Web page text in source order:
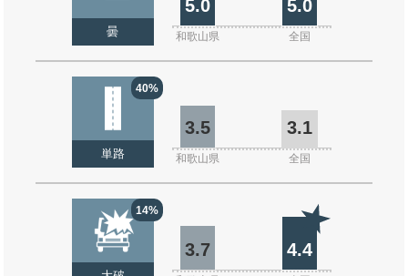
曇
5.0 5.0
和歌山県 全国
40%
単路
3.5 3.1
和歌山県 全国
14%
3.7 4.4